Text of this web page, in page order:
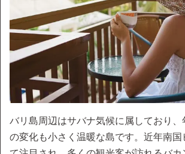
バリ島周辺はサバナ気候に属しており、
の変化も小さく温暖な島です。近年南国